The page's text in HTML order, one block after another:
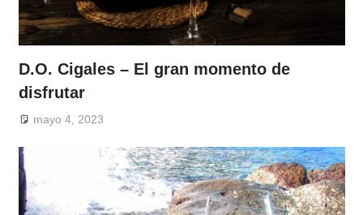
D.O. Cigales – El gran momento de
disfrutar
mayo 4, 2023